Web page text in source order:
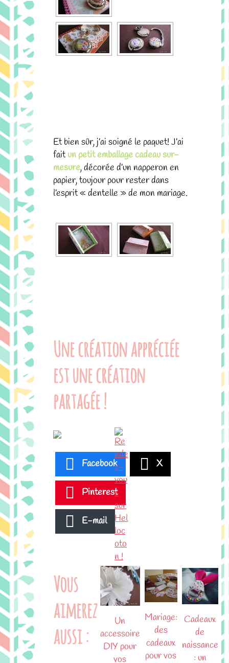
Et bien sûr, j’ai soigné le paquet! J’ai
faitun petit emballage cadeau sur-
mesure, décorée d’un napperon en
papier, toujour pour rester dans
l’esprit « dentelle » de mon mariage.
Une création appréciée
est une création
partagée !
Facebook X
Pinterest
E-mail
Vous
aimerez
aussi :
Un
accessoire
DIY pour
vos
Mariage:
des
cadeaux
pour vos
Cadeaux
de
naissance
: un